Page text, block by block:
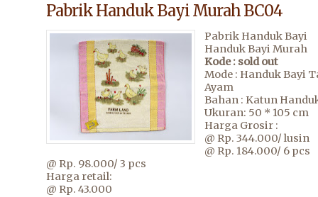
Pabrik Handuk Bayi Murah BC04
Pabrik Handuk Bayi
Handuk Bayi Murah
Kode : sold out
Mode : Handuk Bayi
Ayam
Bahan : Katun
Ukuran: 50 * 105 cm
Harga Grosir :
@ Rp. 344.000/ lusin
@ Rp. 184.000/ 6 pcs
@ Rp. 98.000/ 3 pcs
Harga retail:
@ Rp. 43.000